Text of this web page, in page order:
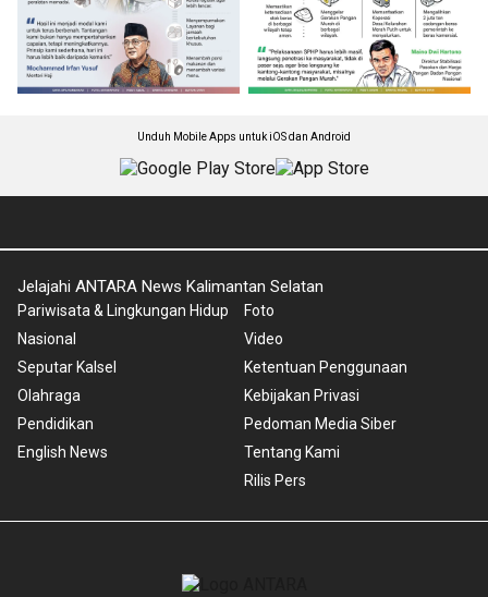
Unduh Mobile Apps untuk iOS dan Android
Jelajahi ANTARA News Kalimantan Selatan
Pariwisata & Lingkungan Hidup
Nasional
Seputar Kalsel
Olahraga
Pendidikan
English News
Foto
Video
Ketentuan Penggunaan
Kebijakan Privasi
Pedoman Media Siber
Tentang Kami
Rilis Pers